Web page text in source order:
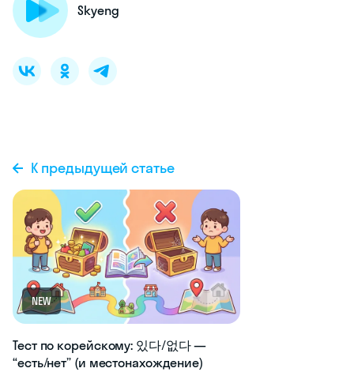
Skyeng
К предыдущей статье
NEW
Тест по корейскому: 있다/없다 —
“есть/нет” (и местонахождение)